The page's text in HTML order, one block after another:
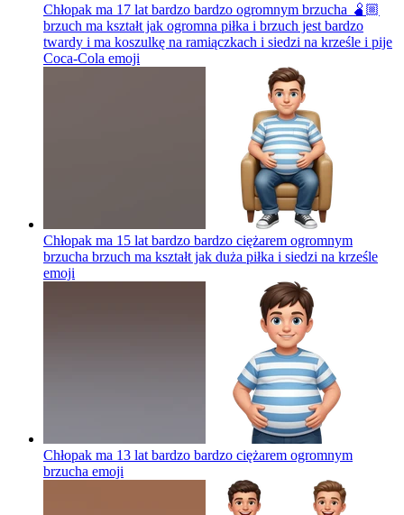
Chłopak ma 17 lat bardzo bardzo ogromnym brzucha 🫄🏼
brzuch ma kształt jak ogromna piłka i brzuch jest bardzo
twardy i ma koszulkę na ramiączkach i siedzi na krześle i pije
Coca-Cola emoji
Chłopak ma 15 lat bardzo bardzo ciężarem ogromnym
brzucha brzuch ma kształt jak duża piłka i siedzi na krześle
emoji
Chłopak ma 13 lat bardzo bardzo ciężarem ogromnym
brzucha emoji